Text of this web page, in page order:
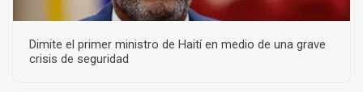
Dimite el primer ministro de Haití en medio de una grave
crisis de seguridad